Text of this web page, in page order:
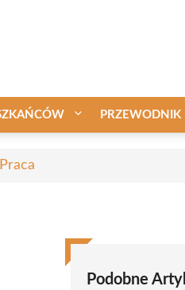
PRZEWODNIK
Podobne